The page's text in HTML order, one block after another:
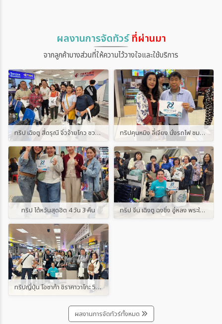
ผลงานการจัดทัวร์ที่ผ่านมา
จากลูกค้าบางส่วนที่ให้ความไว้วางใจและใช้บริการ
ทริป เฉิงตู สี่ดรุณี จิ่วจ้ายโกว ชวงเฉียวโกว ต๋ากู่ปิงชวน 6 วัน 5 คืน ทริปคุนหมิง ลี่เจียง นั่งรถไฟ ชมวิวหุบเขาหิมะมังกรหยก 5 วัน 4 คืน
ทริป ไต้หวันสุดฮิต 4 วัน 3 คืน ทริป จีน เฉิงตู ฉงชิ่ง อู่หลง พระใหญ่เล่อซาน 5 วัน 4 คืน
ทริปญี่ปุ่น โอซาก้า ชิราคาวาโกะ 5 วัน 3 คืน
ผลงานการจัดทัวร์ทั้งหมด